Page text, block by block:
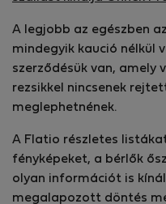
A legjobb az egészben
mindegyik kaució nélkül
szerződésük van, amely
rezsikkel nincsenek
meglephetnének.
A Flatio részletes
fényképeket, a bérlők
olyan információt is
megalapozott döntés